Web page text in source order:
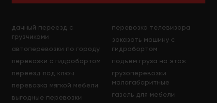
дачный переезд с
грузчиками
автоперевозки по городу
перевозки с гидробортом
переезд под ключ
перевозка мягкой мебели
выгодные перевозки
перевозка телевизора
заказать машину с
гидробортом
подъем груза на этаж
грузоперевозки
малогабаритные
газель для мебели